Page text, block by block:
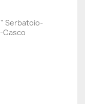
Serbatoio-
Casco